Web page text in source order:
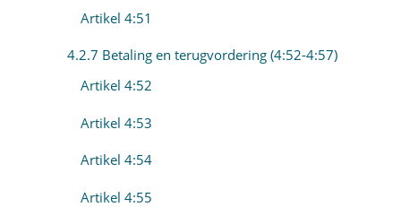
Artikel 4:51
4.2.7 Betaling en terugvordering (4:52-4:57)
Artikel 4:52
Artikel 4:53
Artikel 4:54
Artikel 4:55